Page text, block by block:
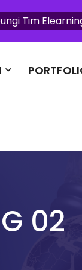
02
Tim